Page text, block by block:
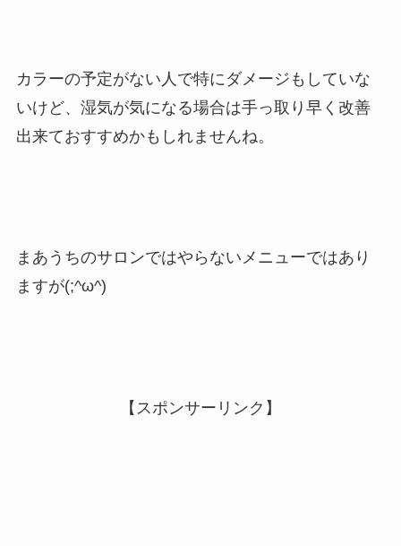
カラーの予定がない人で特にダメージもしていな
いけど、湿気が気になる場合は手っ取り早く改善
出来ておすすめかもしれませんね。
まあうちのサロンではやらないメニューではあり
ますが(;^ω^)
【スポンサーリンク】